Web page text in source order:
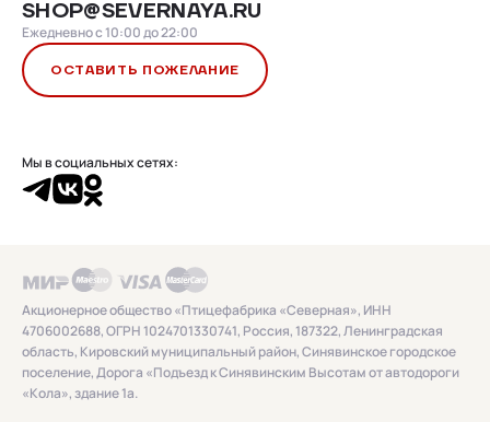
Мы в социальных сетях:
SHOP@SEVERNAYA.RU
Ежедневно с 10:00 до 22:00
ОСТАВИТЬ ПОЖЕЛАНИЕ
Акционерное общество «Птицефабрика «Северная», ИНН
4706002688, ОГРН 1024701330741, Россия, 187322, Ленинградская
область, Кировский муниципальный район, Синявинское городское
поселение, Дорога «Подъезд к Синявинским Высотам от автодороги
«Кола», здание 1а.